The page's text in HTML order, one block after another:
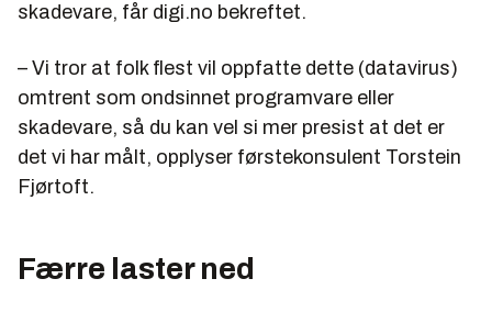
skadevare, får digi.no bekreftet.
– Vi tror at folk flest vil oppfatte dette (datavirus)
omtrent som ondsinnet programvare eller
skadevare, så du kan vel si mer presist at det er
det vi har målt, opplyser førstekonsulent Torstein
Fjørtoft.
Færre laster ned